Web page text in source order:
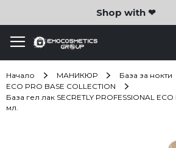
Shop with ❤
Начало МАНИКЮР
База за нокти
ECO PRO BASE COLLECTION
База гел лак SECRETLY PROFESSIONAL
мл.